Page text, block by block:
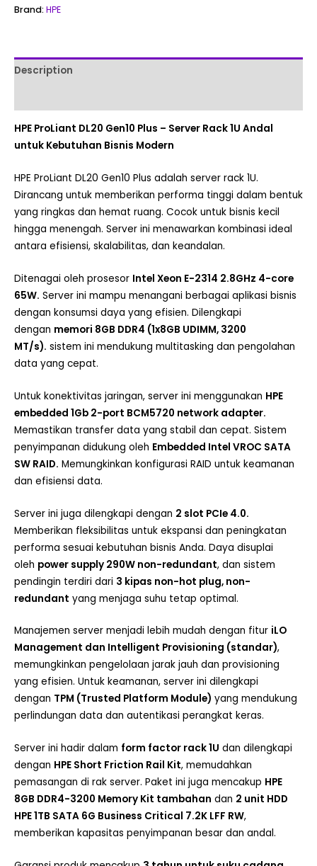
Brand: HPE
Description
HPE ProLiant DL20 Gen10 Plus – Server Rack 1U Andal
untuk Kebutuhan Bisnis Modern
HPE ProLiant DL20 Gen10 Plus adalah server rack 1U.
Dirancang untuk memberikan performa tinggi dalam bentuk
yang ringkas dan hemat ruang. Cocok untuk bisnis kecil
hingga menengah. Server ini menawarkan kombinasi ideal
antara efisiensi, skalabilitas, dan keandalan.
Ditenagai oleh prosesor Intel Xeon E-2314 2.8GHz 4-core
65W. Server ini mampu menangani berbagai aplikasi bisnis
dengan konsumsi daya yang efisien. Dilengkapi
dengan memori 8GB DDR4 (1x8GB UDIMM, 3200
MT/s). sistem ini mendukung multitasking dan pengolahan
data yang cepat.
Untuk konektivitas jaringan, server ini menggunakan HPE
embedded 1Gb 2-port BCM5720 network adapter.
Memastikan transfer data yang stabil dan cepat. Sistem
penyimpanan didukung oleh Embedded Intel VROC SATA
SW RAID. Memungkinkan konfigurasi RAID untuk keamanan
dan efisiensi data.
Server ini juga dilengkapi dengan 2 slot PCIe 4.0.
Memberikan fleksibilitas untuk ekspansi dan peningkatan
performa sesuai kebutuhan bisnis Anda. Daya disuplai
oleh power supply 290W non-redundant, dan sistem
pendingin terdiri dari 3 kipas non-hot plug, non-
redundant yang menjaga suhu tetap optimal.
Manajemen server menjadi lebih mudah dengan fitur iLO
Management dan Intelligent Provisioning (standar),
memungkinkan pengelolaan jarak jauh dan provisioning
yang efisien. Untuk keamanan, server ini dilengkapi
dengan TPM (Trusted Platform Module) yang mendukung
perlindungan data dan autentikasi perangkat keras.
Server ini hadir dalam form factor rack 1U dan dilengkapi
dengan HPE Short Friction Rail Kit, memudahkan
pemasangan di rak server. Paket ini juga mencakup HPE
8GB DDR4-3200 Memory Kit tambahan dan 2 unit HDD
HPE 1TB SATA 6G Business Critical 7.2K LFF RW,
memberikan kapasitas penyimpanan besar dan andal.